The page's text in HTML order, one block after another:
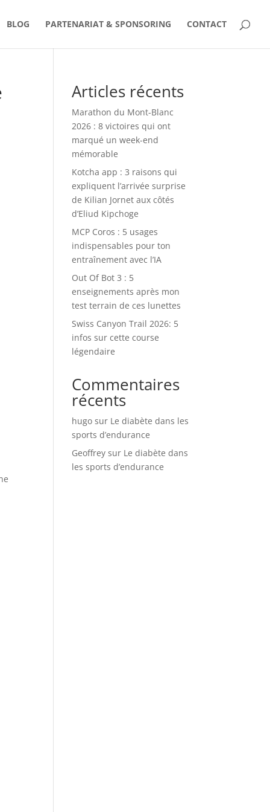
BLOG PARTENARIAT & SPONSORING CONTACT
Articles récents
Marathon du Mont-Blanc
2026 : 8 victoires qui ont
marqué un week-end
mémorable
Kotcha app : 3 raisons qui
expliquent l’arrivée surprise
de Kilian Jornet aux côtés
d’Eliud Kipchoge
MCP Coros : 5 usages
indispensables pour ton
entraînement avec l’IA
Out Of Bot 3 : 5
enseignements après mon
test terrain de ces lunettes
Swiss Canyon Trail 2026: 5
infos sur cette course
légendaire
Commentaires
récents
hugo sur Le diabète dans les
sports d’endurance
Geoffrey sur Le diabète dans
les sports d’endurance